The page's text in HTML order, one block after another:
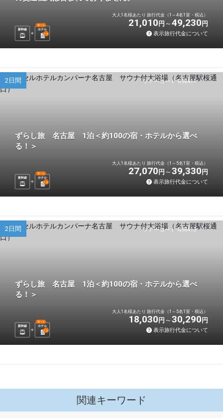
新幹線 ホテル
選べる
1 泊
大人1名様あたり 旅行代金（1～4名1室・税込）
21,010 円 49,230 円
表示旅行代金について
ツアーコード N98411
2日間
ずらし旅 名古屋 1泊＜約100の宿・ホテルから選べ
る！＞
新幹線 ホテル
選べる
1 泊
大人1名様あたり 旅行代金（1～5名1室・税込）
27,070 円 39,330 円
表示旅行代金について
ツアーコード N98413
2日間
ずらし旅 名古屋 1泊＜約100の宿・ホテルから選べ
る！＞
新幹線 ホテル
選べる
1 泊
大人1名様あたり 旅行代金（1～5名1室・税込）
18,030 円 30,290 円
表示旅行代金について
関連キーワード